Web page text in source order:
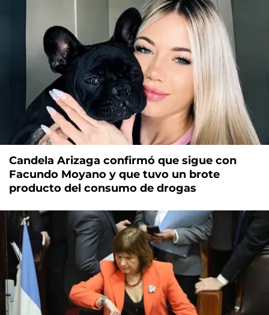
Candela Arizaga confirmó que sigue con
Facundo Moyano y que tuvo un brote
producto del consumo de drogas